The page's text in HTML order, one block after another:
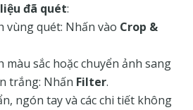
đã quét:
vùng quét: Nhấn vào Crop &
màu sắc hoặc chuyển ảnh sang
trắng: Nhấn Filter.
ngón tay và các chi tiết không